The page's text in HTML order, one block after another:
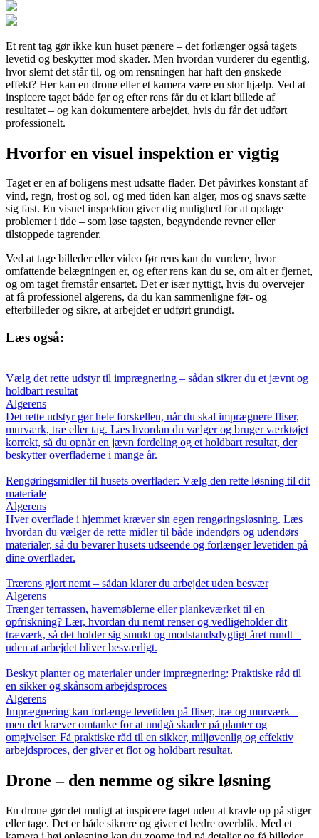
Et rent tag gør ikke kun huset pænere – det forlænger også tagets
levetid og beskytter mod skader. Men hvordan vurderer du egentlig,
hvor slemt det står til, og om rensningen har haft den ønskede
effekt? Her kan en drone eller et kamera være en stor hjælp. Ved at
inspicere taget både før og efter rens får du et klart billede af
resultatet – og kan dokumentere arbejdet, hvis du får det udført
professionelt.
Hvorfor en visuel inspektion er vigtig
Taget er en af boligens mest udsatte flader. Det påvirkes konstant af
vind, regn, frost og sol, og med tiden kan alger, mos og snavs sætte
sig fast. En visuel inspektion giver dig mulighed for at opdage
problemer i tide – som løse tagsten, begyndende revner eller
tilstoppede tagrender.
Ved at tage billeder eller video før rens kan du vurdere, hvor
omfattende belægningen er, og efter rens kan du se, om alt er fjernet,
og om taget fremstår ensartet. Det er især nyttigt, hvis du overvejer
at få professionel algerens, da du kan sammenligne før- og
efterbilleder og sikre, at arbejdet er udført grundigt.
Læs også:
Vælg det rette udstyr til imprægnering – sådan sikrer du et jævnt og
holdbart resultat
Algerens
Det rette udstyr gør hele forskellen, når du skal imprægnere fliser,
murværk, træ eller tag. Læs hvordan du vælger og bruger værktøjet
korrekt, så du opnår en jævn fordeling og et holdbart resultat, der
beskytter overfladerne i mange år.
Rengøringsmidler til husets overflader: Vælg den rette løsning til dit
materiale
Algerens
Hver overflade i hjemmet kræver sin egen rengøringsløsning. Læs
hvordan du vælger de rette midler til både indendørs og udendørs
materialer, så du bevarer husets udseende og forlænger levetiden på
dine overflader.
Trærens gjort nemt – sådan klarer du arbejdet uden besvær
Algerens
Trænger terrassen, havemøblerne eller plankeværket til en
opfriskning? Lær, hvordan du nemt renser og vedligeholder dit
træværk, så det holder sig smukt og modstandsdygtigt året rundt –
uden at arbejdet bliver besværligt.
Beskyt planter og materialer under imprægnering: Praktiske råd til
en sikker og skånsom arbejdsproces
Algerens
Imprægnering kan forlænge levetiden på fliser, træ og murværk –
men det kræver omtanke for at undgå skader på planter og
omgivelser. Få praktiske råd til en sikker, miljøvenlig og effektiv
arbejdsproces, der giver et flot og holdbart resultat.
Drone – den nemme og sikre løsning
En drone gør det muligt at inspicere taget uden at kravle op på stiger
eller tage. Det er både sikrere og giver et bedre overblik. Med et